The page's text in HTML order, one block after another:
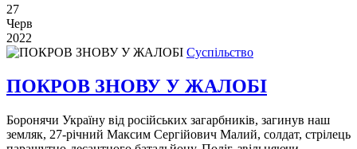
27
Черв
2022
Суспільство
ПОКРОВ ЗНОВУ У ЖАЛОБІ
Боронячи Україну від російських загарбників, загинув наш
земляк, 27-річний Максим Сергійович Малий, солдат, стрілець